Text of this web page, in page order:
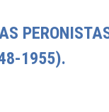
1955).